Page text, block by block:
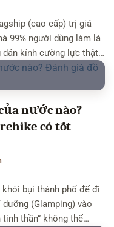
(cao cấp) trị giá
99% người dùng làm là
kính cường lực thật
qua các diễn đàn công
nước nào?
có tốt
bụi thành phố để đi
(Glamping) vào
thần” không thể